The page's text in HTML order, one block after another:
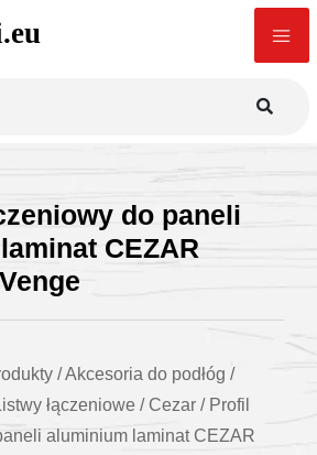
do paneli
CEZAR
/Akcesoria do podłóg /
łączeniowe / Cezar / Profil
aluminium laminat CEZAR